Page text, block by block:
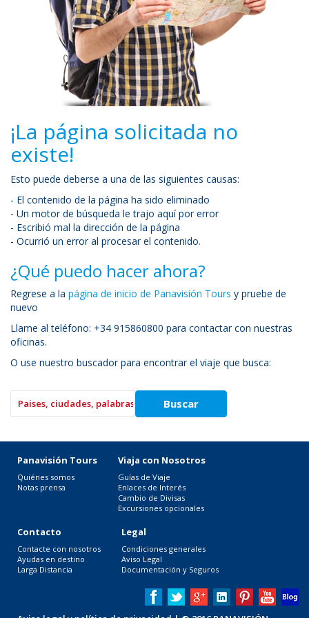
¡La página solicitada no
existe!
Esto puede deberse a una de las siguientes causas:
- El contenido de la página ha sido eliminado
- Un motor de búsqueda le trajo aquí por error
- Escribió mal la dirección de la página
- Ocurrió un error al procesar el contenido.
¿Qué puedo hacer ahora?
Regrese a la página de inicio de Panavisión Tours y pruebe de
nuevo
Llame al teléfono: +34 915860800 para contactar con nuestras
oficinas.
O use nuestro buscador para encontrar el viaje que busca:
Panavisión Tours
Quiénes somos
Notas prensa
Viaja con Nosotros
Guías de Viaje
Enlaces de Interés
Cambio de Divisas
Excursiones opcionales
Contacto
Contacte con nosotros
Ayudas en destino
Larga Distancia
Legal
Condiciones generales
Aviso Legal
Documentación y Seguros